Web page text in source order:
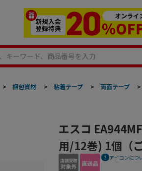
> 梱包資材 > 粘着テープ > 両面テープ >
エスコ
用/12巻) 1個（
アイコンにつ